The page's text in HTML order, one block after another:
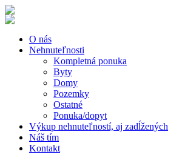
O nás
Nehnuteľnosti
Kompletná ponuka
Byty
Domy
Pozemky
Ostatné
Ponuka/dopyt
Výkup nehnuteľností, aj zadĺžených
Náš tím
Kontakt